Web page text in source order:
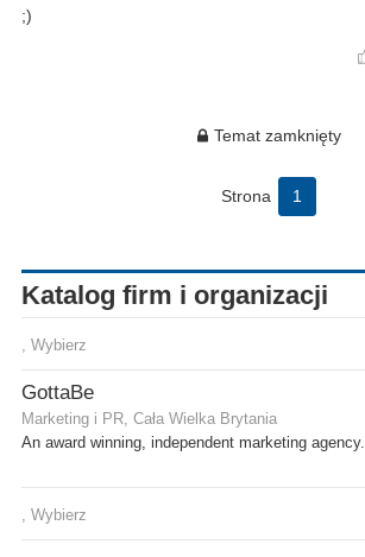
;)
Temat zamknięty
Strona 1
Katalog firm i organizacji
, Wybierz
GottaBe
Marketing i PR, Cała Wielka Brytania
An award winning, independent marketing agency.
, Wybierz